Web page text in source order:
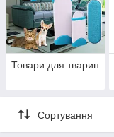
Товари для тварин
Сортування